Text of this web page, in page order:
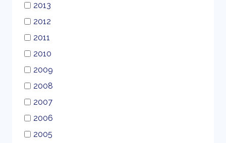
2013
2012
2011
2010
2009
2008
2007
2006
2005